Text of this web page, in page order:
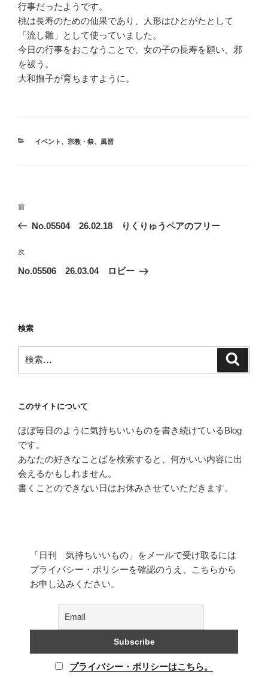
行事だったようです。
桃は長寿のための仙果であり、人形はひとがたとして
「流し雛」として使っていました。
今日の行事をおこなうことで、女の子の長寿を願い、邪
を祓う。
大和撫子が育ちますように。
カ
イベント 、 宗教・祭、 風習
投
ビ
ゲ
ン
前
の
稿
前
No.05504 26.02.18 りくりゅうペアのフリー
次
の
次
No.05506 26.03.04 ロビー
検索
索:
このサイトについて
ほぼ毎日のように気持ちいいものを書き続けているBlog
です。
あなたの好きなことばを検索すると、何かいい内容に出
会えるかもしれません。
書くことのできない日はお休みさせていただきます。
「日刊 気持ちいいもの」をメールで受け取るには
プライバシー・ポリシーを確認のうえ、こちらから
お申し込みください。
プライバシー・ポリシーはこちら。